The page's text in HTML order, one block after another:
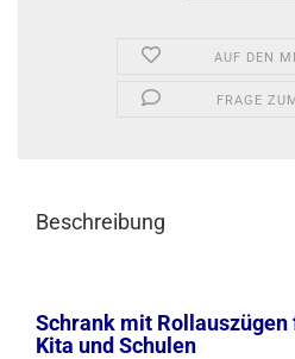
AUF DEN
FRAGE
Beschreibung
Schrank mit
Kita und Schulen